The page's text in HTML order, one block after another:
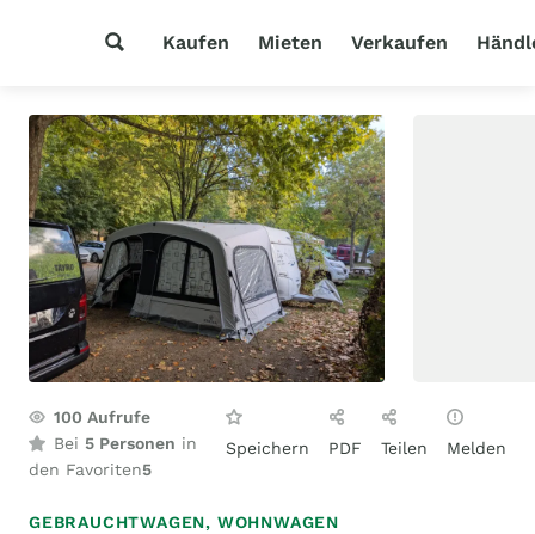
Kaufen Mieten Verkaufen
100 Aufrufe
Bei 5 Personen in
den Favoriten5
Speichern PDF Teilen Melden
GEBRAUCHTWAGEN, WOHNWAGEN